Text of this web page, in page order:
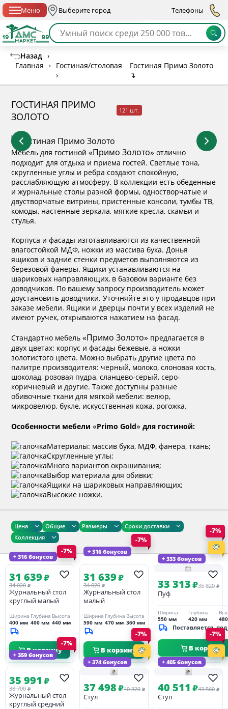
Меню Выберите город Телефоны
Назад ›
Главная
›
Гостиная/столовая
›
Гостиная Примо Золото
↴
ГОСТИНАЯ ПРИМО
ЗОЛОТО
121 шт.
Мебель для гостиной«Примо Золото» отлично
подходит для отдыха и приема гостей. Светлые тона,
скругленные углы и ребра создают спокойную,
расслабляющую атмосферу. В коллекции есть обеденные
и журнальные столы разной формы, одностворчатые и
двустворчатые витрины, пристенные консоли, тумбы ТВ,
комоды, настенные зеркала, мягкие кресла, скамьи и
стулья.
Корпуса и фасады изготавливаются из качественной
влагостойкой МДФ, ножки из массива бука. Донья
ящиков и задние стенки предметов выполняются из
березовой фанеры. Ящики устанавливаются на
шариковых направляющих, в базовом варианте без
доводчиков. По вашему запросу производитель может
доустановить доводчики. Уточняйте это у продавцов при
заказе мебели. Ящики и дверцы почти у всех изделий не
имеют ручек, открываются нажатием на фасад.
Стандартно мебель«Примо Золото» предлагается в
двух цветах: корпус и фасады бежевые, а ножки
золотистого цвета. Можно выбрать другие цвета по
палитре производителя: черный, молоко, слоновая кость,
шоколад, розовая пудра, сланцево-серый, серо-
коричневый и другие. Также доступны разные
обивочные ткани для мягкой мебели: велюр,
микровелюр, букле, искусственная кожа, рогожка.
Особенности мебели«Primo Gold» для гостиной:
Материалы: массив бука, МДФ, фанера, ткань;
Скругленные углы;
Много вариантов окрашивания;
Выбор материала для обивки;
Ящики на шариковых направляющих;
Высокие ножки.
Цена Общие Размеры
Сроки доставки
Коллекция
+ 316 бонусов
-7%
31 639₽
34 020 ₽
Журнальный стол
круглый малый
Ширина
400 мм
Глубина
400 мм
Высота
440 мм
В корзину
+ 316 бонусов
-7%
31 639₽
34 020 ₽
Журнальный стол
малый
Ширина
590 мм
Глубина
470 мм
Высота
360 мм
В корзину
+ 333 бонусов
-7%
33 313₽35 820 ₽
Пуф
Ширина
550 мм
Глубина
420 мм
В корзину
+ 359 бонусов
-7%
35 991 ₽
38 700 ₽
Журнальный стол
круглый средний
+ 374 бонусов
-7%
37 498₽40 320 ₽
Стул
+ 405 бонусов
-7%
40 511 ₽43 560 ₽
Стул